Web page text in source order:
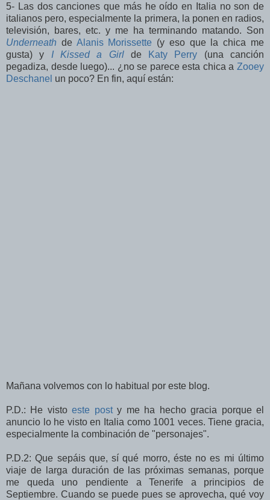
5- Las dos canciones que más he oído en Italia no son de
italianos pero, especialmente la primera, la ponen en radios,
televisión, bares, etc. y me ha terminando matando. Son
Underneath de Alanis Morissette (y eso que la chica me
gusta) y I Kissed a Girlde Katy Perry (una canción
pegadiza, desde luego)... ¿no se parece esta chica a Zooey
Deschanel un poco? En fin, aquí están:
Mañana volvemos con lo habitual por este blog.
P.D.: He vistoeste posty me ha hecho gracia porque el
anuncio lo he visto en Italia como 1001 veces. Tiene gracia,
especialmente la combinación de "personajes".
P.D.2: Que sepáis que, sí qué morro, éste no es mi último
viaje de larga duración de las próximas semanas, porque
me queda uno pendiente a Tenerife a principios de
Septiembre. Cuando se puede pues se aprovecha, qué voy